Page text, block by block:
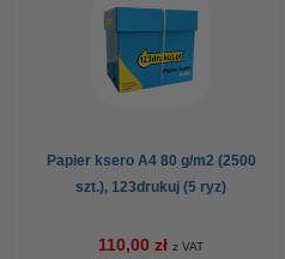
Papier ksero A4 80 g/m2 (2500
szt.), 123drukuj (5 ryz)
110,00 zł z VAT